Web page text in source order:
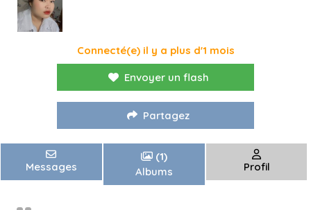
Connecté(e) il y a plus d'1 mois
Envoyer un flash
Partagez
Messages
(1)
Albums
Profil